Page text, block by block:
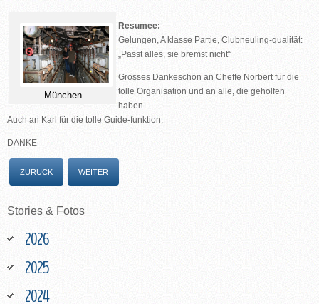
München
Resumee:
Gelungen, A klasse Partie, Clubneuling-qualität:
„Passt alles, sie bremst nicht“
Grosses Dankeschön an Cheffe Norbert für die
tolle Organisation und an alle, die geholfen
haben.
Auch an Karl für die tolle Guide-funktion.
DANKE
ZURÜCK WEITER
Stories & Fotos
2026
2025
2024